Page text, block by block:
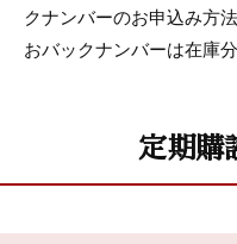
致知出版社ニュース
読者プレゼント
クナンバーのお申込み方
おバックナンバーは在庫
定期購